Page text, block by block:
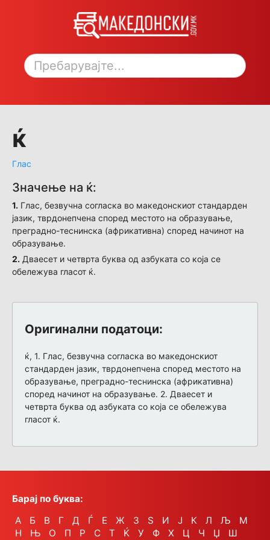
Toggle sidebar
ќ
Глас
Значење на ќ:
1. Глас, безвучна согласка во македонскиот стандарден
јазик, тврдонепчена според местото на образување,
преградно-теснинска (африкативна) според начинот на
образување.
2. Дваесет и четврта буква од азбуката со која се
обележува гласот ќ.
Оригинални податоци:
ќ, 1. Глас, безвучна согласка во македонскиот
стандарден јазик, тврдонепчена според местото на
образување, преградно-теснинска (африкативна)
според начинот на образување. 2. Дваесет и
четврта буква од азбуката со која се обележува
гласот ќ.
Барај по буква:
А
Б В Г Д Ѓ Е Ж З Ѕ И Ј К Л Љ
М
Н
Њ О П Р С Т Ќ У Ф Х Ц Ч Џ Ш